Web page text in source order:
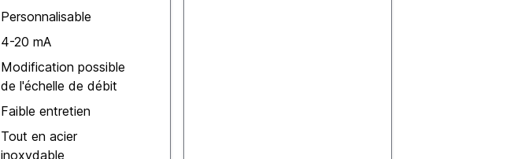
Personnalisable
4-20 mA
Modification possible
de l'échelle de débit
Faible entretien
Tout en acier
inoxydable